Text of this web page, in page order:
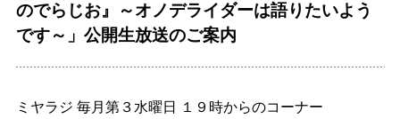
のでらじお』～オノデライダーは語りたいよう
です～」公開生放送のご案内
ミヤラジ 毎月第３水曜日 １９時からのコーナー